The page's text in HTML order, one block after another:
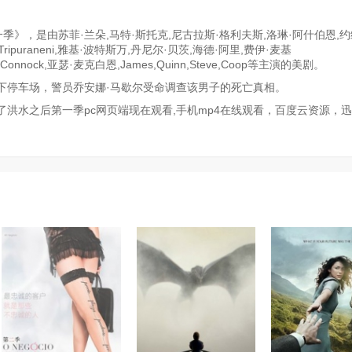
》，是由苏菲·兰朵,马特·斯托克,尼古拉斯·格利夫斯,洛琳·阿什伯恩,约
雅基·波特斯万,丹尼尔·贝茨,海德·阿里,费伊·麦基
亚瑟·麦克白恩,James,Quinn,Steve,Coop等主演的美剧。
车场，警员乔安娜·马歇尔受命调查该男子的死亡真相。
水之后第一季pc网页端现在观看,手机mp4在线观看，百度云资源，